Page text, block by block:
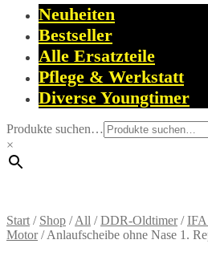
Neuheiten
Bestseller
Alle Ersatzteile
Pflege & Werkstatt
Diverse Youngtimer
Produkte suchen…
×
Start / Shop /All /DDR-Oldtimer/IFA
Motor/Anlaufscheibe ohne Nase 1.